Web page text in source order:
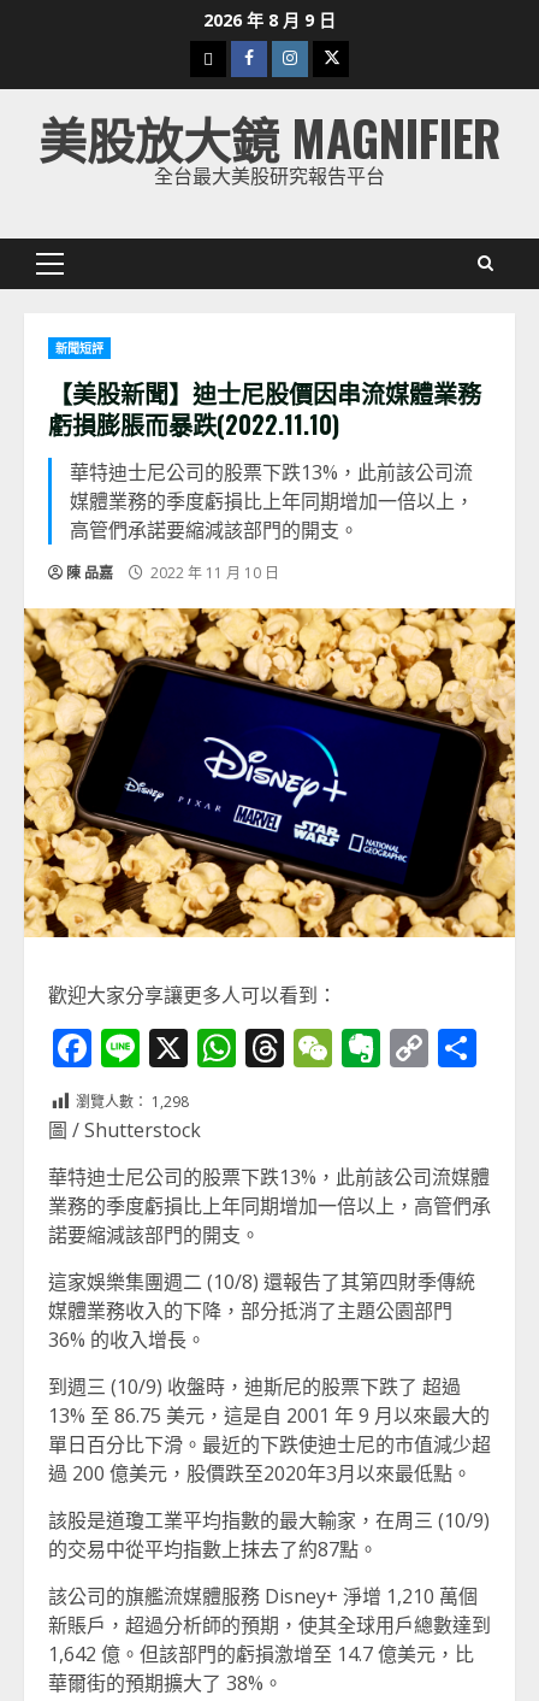
2026 年 8 月 9 日
下
載
美
股
Facebook
Instagram
Twitter
美股放大鏡 MAGNIFIER
全台最大美股研究報告平台
Primary
新聞短評
【美股新聞】迪士尼股價因串流媒體業務
虧損膨脹而暴跌(2022.11.10)
華特迪士尼公司的股票下跌13%，此前該公司流
媒體業務的季度虧損比上年同期增加一倍以上，
高管們承諾要縮減該部門的開支。
陳 品嘉 2022 年 11 月 10 日
歡迎大家分享讓更多人可以看到：
Facebook
Line
X WhatsApp
Threads
WeChat
Evernote
Copy
Link
瀏覽人數： 1,298
圖 / Shutterstock
華特迪士尼公司的股票下跌13%，此前該公司流媒體
業務的季度虧損比上年同期增加一倍以上，高管們承
諾要縮減該部門的開支。
這家娛樂集團週二 (10/8) 還報告了其第四財季傳統
媒體業務收入的下降，部分抵消了主題公園部門
36% 的收入增長。
到週三 (10/9) 收盤時，迪斯尼的股票下跌了 超過
13% 至 86.75 美元，這是自 2001 年 9 月以來最大的
單日百分比下滑。最近的下跌使迪士尼的市值減少超
過 200 億美元，股價跌至2020年3月以來最低點。
該股是道瓊工業平均指數的最大輸家，在周三 (10/9)
的交易中從平均指數上抹去了約87點。
該公司的旗艦流媒體服務 Disney+ 淨增 1,210 萬個
新賬戶，超過分析師的預期，使其全球用戶總數達到
1,642 億。但該部門的虧損激增至 14.7 億美元，比
華爾街的預期擴大了 38%。